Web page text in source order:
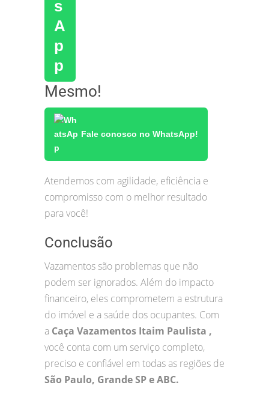
Mesmo!
Fale conosco no WhatsApp!
Atendemos com agilidade, eficiência e
compromisso com o melhor resultado
para você!
Conclusão
Vazamentos são problemas que não
podem ser ignorados. Além do impacto
financeiro, eles comprometem a estrutura
do imóvel e a saúde dos ocupantes. Com
a Caça Vazamentos Itaim Paulista ,
você conta com um serviço completo,
preciso e confiável em todas as regiões de
São Paulo, Grande SP e ABC.